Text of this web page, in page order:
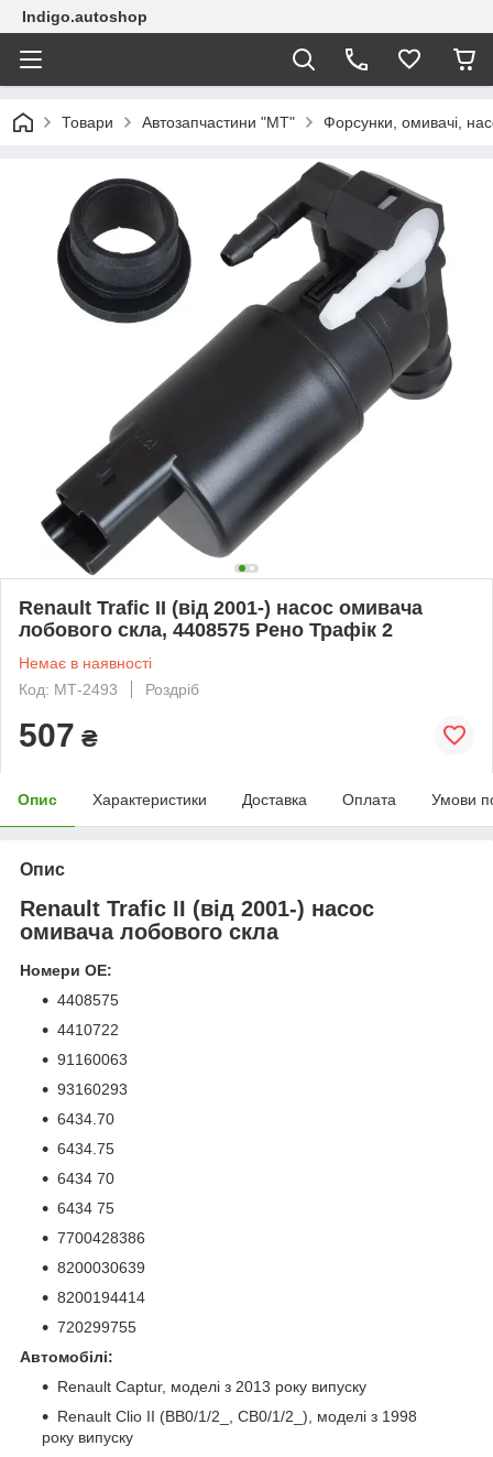
Indigo.autoshop
Товари Автозапчастини "МТ" Форсунки, омивачі,
Renault Trafic II (від 2001-) насос омивача
лобового скла, 4408575 Рено Трафік 2
Немає в наявності
Код: МТ-2493
Роздріб
507 ₴
Опис Характеристики Доставка Оплата Умови
Опис
Renault Trafic II (від 2001-) насос
омивача лобового скла
Номери OE:
4408575
4410722
91160063
93160293
6434.70
6434.75
6434 70
6434 75
7700428386
8200030639
8200194414
720299755
Автомобілі:
Renault Captur, моделі з 2013 року випуску
Renault Clio II (BB0/1/2_, CB0/1/2_), моделі з 1998
року випуску